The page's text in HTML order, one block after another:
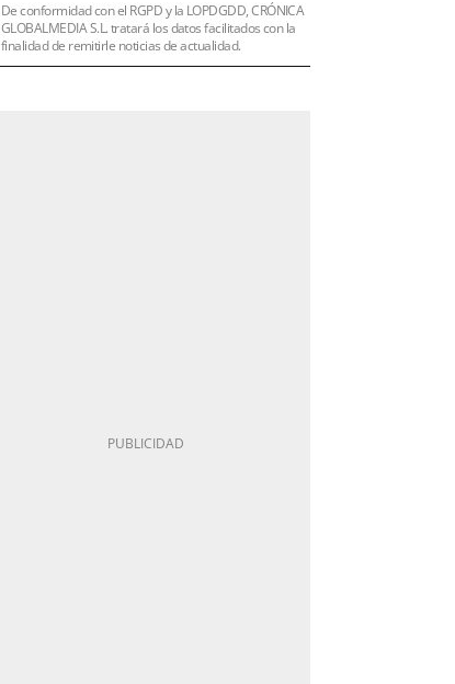
De conformidad con el RGPD y la LOPDGDD, CRÓNICA
GLOBALMEDIA S.L. tratará los datos facilitados con la
finalidad de remitirle noticias de actualidad.